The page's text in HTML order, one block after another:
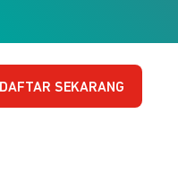
DAFTAR SEKARANG